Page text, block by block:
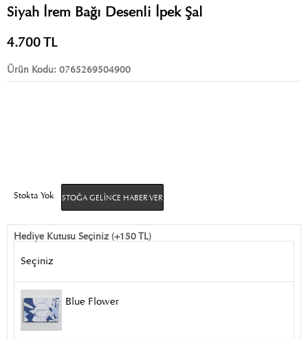
Siyah İrem Bağı Desenli İpek Şal
4.700TL
Ürün Kodu: 0765269504900
Stokta Yok STOĞA GELINCE HABER VER
Hediye Kutusu Seçiniz (+150 TL)
Seçiniz
Blue Flower